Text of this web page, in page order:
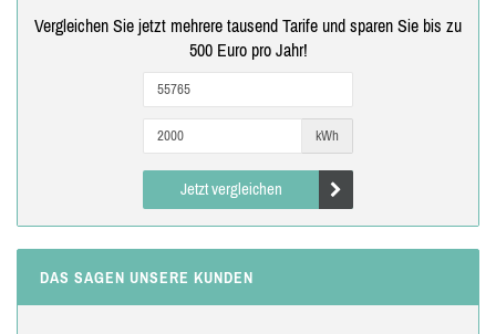
Vergleichen Sie jetzt mehrere tausend Tarife und sparen Sie bis zu
500 Euro pro Jahr!
kWh
Jetzt vergleichen
DAS SAGEN UNSERE KUNDEN